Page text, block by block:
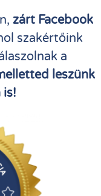
zárt Facebook
szakértőink
a
leszünk
is!